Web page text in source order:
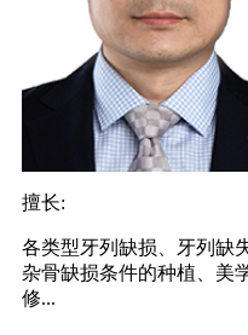
擅长:
各类型牙列缺损、牙列缺
杂骨缺损条件的种植、美
修...